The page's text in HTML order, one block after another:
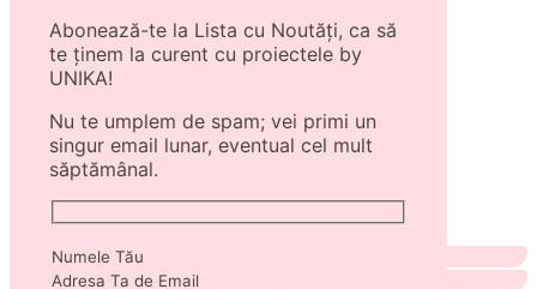
Abonează-te la Lista cu Noutăți, ca să
te ținem la curent cu proiectele by
UNIKA!
Nu te umplem de spam; vei primi un
singur email lunar, eventual cel mult
săptămânal.